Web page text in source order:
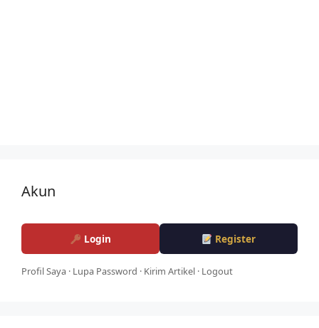
Akun
Login Register
Profil Saya · Lupa Password · Kirim Artikel · Logout